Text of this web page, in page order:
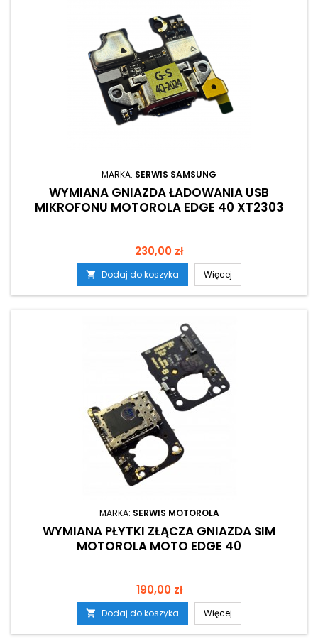
MARKA: SERWIS SAMSUNG
WYMIANA GNIAZDA ŁADOWANIA USB
MIKROFONU MOTOROLA EDGE 40 XT2303
Cena
230,00 zł
 Dodaj do koszyka Więcej
MARKA: SERWIS MOTOROLA
WYMIANA PŁYTKI ZŁĄCZA GNIAZDA SIM
MOTOROLA MOTO EDGE 40
Cena
190,00 zł
 Dodaj do koszyka Więcej